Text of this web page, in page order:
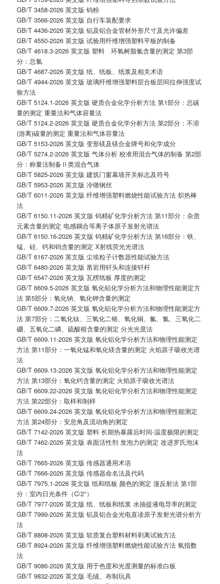
GB/T 3458-2026 英文版 钨粉
GB/T 3566-2026 英文版 自行车装配要求
GB/T 4436-2026 英文版 铝及铝合金管材外形尺寸及允许偏差
GB/T 4550-2026 英文版 试验用纤维增强塑料平板的制备
GB/T 4618.3-2026 英文版 塑料 环氧树脂氯含量的测定 第3部
分：总氯
GB/T 4687-2026 英文版 纸、纸板、纸浆及相关术语
GB/T 4944-2026 英文版 玻璃纤维增强塑料层合板层间拉伸强度试
验方法
GB/T 5124.1-2026 英文版 硬质合金化学分析方法 第1部分：总碳
量的测定 重量法和气体容量法
GB/T 5124.2-2026 英文版 硬质合金化学分析方法 第2部分：不溶
(游离)碳量的测定 重量法和气体容量法
GB/T 5153-2026 英文版 变形镁及镁合金牌号和化学成分
GB/T 5274.2-2026 英文版 气体分析 校准用混合气体的制备 第2部
分：称量法制备Ⅱ类混合气体
GB/T 5825-2026 英文版 建筑门窗幕墙开关标志及符号
GB/T 5953-2026 英文版 冷镦钢丝
GB/T 6011-2026 英文版 纤维增强塑料燃烧性能试验方法 炽热棒
法
GB/T 6150.11-2026 英文版 钨精矿化学分析方法 第11部分：杂质
元素含量的测定 电感耦合等离子体原子发射光谱法
GB/T 6150.16-2026 英文版 钨精矿化学分析方法 第16部分：铁、
锰、硅、钙和钨含量的测定 X射线荧光光谱法
GB/T 6167-2026 英文版 尘埃粒子计数器性能试验方法
GB/T 6480-2026 英文版 凿岩用钎头和连接钎杆
GB/T 6547-2026 英文版 瓦楞纸板 厚度的测定
GB/T 6609.5-2026 英文版 氧化铝化学分析方法和物理性能测定方
法 第5部分：氧化钠、氧化钾含量的测定
GB/T 6609.7-2026 英文版 氧化铝化学分析方法和物理性能测定方
法 第7部分：二氧化钛、三氧化二铬、氧化铜、氟、氯、三氧化二
硼、五氧化二磷、硫酸根含量的测定 分光光度法
GB/T 6609.11-2026 英文版 氧化铝化学分析方法和物理性能测定
方法 第11部分：一氧化锰和氧化镁含量的测定 火焰原子吸收光谱
法
GB/T 6609.13-2026 英文版 氧化铝化学分析方法和物理性能测定
方法 第13部分：氧化钙含量的测定 火焰原子吸收光谱法
GB/T 6609.22-2026 英文版 氧化铝化学分析方法和物理性能测定
方法 第22部分：取样和制样
GB/T 6609.24-2026 英文版 氧化铝化学分析方法和物理性能测定
方法 第24部分：安息角及流动角的测定
GB/T 7142-2026 英文版 塑料 长期热暴露后时间-温度极限的测定
GB/T 7462-2026 英文版 表面活性剂 发泡力的测定 改进罗氏泡沫
法
GB/T 7665-2026 英文版 传感器通用术语
GB/T 7666-2026 英文版 传感器命名法及代码
GB/T 7975.1-2026 英文版 纸和纸板 颜色的测定 漫反射法 第1部
分：室内日光条件（C/2°）
GB/T 7977-2026 英文版 纸、纸板和纸浆 水抽提液电导率的测定
GB/T 7999-2026 英文版 铝及铝合金光电直读原子发射光谱分析方
法
GB/T 8808-2026 英文版 软质复合塑料材料剥离试验方法
GB/T 8924-2026 英文版 纤维增强塑料燃烧性能试验方法 氧指数
法
GB/T 9086-2026 英文版 用于色度和光度测量的标准白板
GB/T 9832-2026 英文版 毛绒、布制玩具